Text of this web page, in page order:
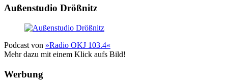
Außenstudio Drößnitz
Podcast von »Radio OKJ 103.4«
Mehr dazu mit einem Klick aufs Bild!
Werbung